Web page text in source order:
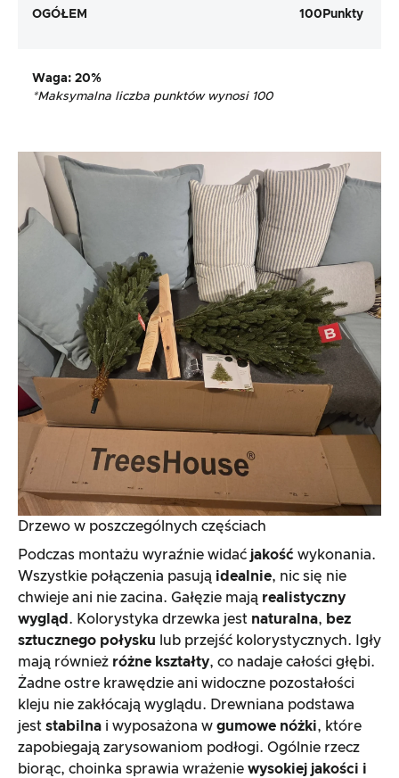
OGÓŁEM 100 Punkty
Waga: 20%
*Maksymalna liczba punktów wynosi 100
Drzewo w poszczególnych częściach
Podczas montażu wyraźnie widać jakość wykonania.
Wszystkie połączenia pasują idealnie, nic się nie
chwieje ani nie zacina. Gałęzie mają realistyczny
wygląd . Kolorystyka drzewka jest naturalna, bez
sztucznego połysku lub przejść kolorystycznych. Igły
mają również różne kształty, co nadaje całości głębi.
Żadne ostre krawędzie ani widoczne pozostałości
kleju nie zakłócają wyglądu. Drewniana podstawa
jest stabilna i wyposażona w gumowe nóżki, które
zapobiegają zarysowaniom podłogi. Ogólnie rzecz
biorąc, choinka sprawia wrażenie wysokiej jakości i